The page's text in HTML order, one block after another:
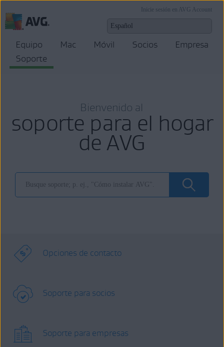
Inicie sesión en AVG Account
Equipo Mac Móvil Socios
Empresa
Soporte
Bienvenido al
soporte para el hogar
de AVG
Opciones de contacto
Soporte para socios
Soporte para empresas